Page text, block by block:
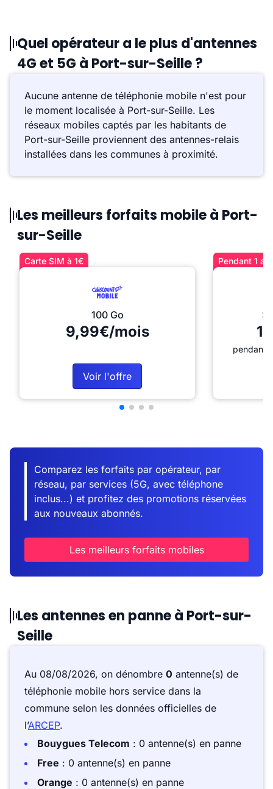
Quel opérateur a le plus d'antennes
4G et 5G à Port-sur-Seille ?
Aucune antenne de téléphonie mobile n'est pour
le moment localisée à Port-sur-Seille. Les
réseaux mobiles captés par les habitants de
Port-sur-Seille proviennent des antennes-relais
installées dans les communes à proximité.
Les meilleurs forfaits mobile à Port-
sur-Seille
Carte SIM à 1€
100 Go
9,99€/mois
Voir l'offre
Pendant 1
pendant
Comparez les forfaits par opérateur, par
réseau, par services (5G, avec téléphone
inclus...) et profitez des promotions réservées
aux nouveaux abonnés.
Les meilleurs forfaits mobiles
Les antennes en panne à Port-sur-
Seille
Au 08/08/2026, on dénombre 0 antenne(s) de
téléphonie mobile hors service dans la
commune selon les données officielles de
l’ARCEP.
Bouygues Telecom : 0 antenne(s) en panne
Free : 0 antenne(s) en panne
Orange : 0 antenne(s) en panne